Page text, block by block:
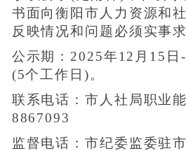
书面向衡阳市人力资源和
反映情况和问题必须实事
公示期：2025年12月15日
(5个工作日)。
联系电话：市人社局职业
8867093
监督电话：市纪委监委驻